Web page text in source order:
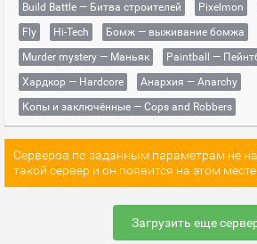
Build Battle — Битва строителей
Pixelmon
Fly
Hi-Tech
Бомж — выживание бомжа
Murder mystery — Маньяк
Paintball —
Хардкор — Hardcore
Анархия — Anarchy
Копы и заключённые — Cops and Robbers
Серверов по заданным параметрам не
такой сервер и он появится на этом месте!
Загрузить еще